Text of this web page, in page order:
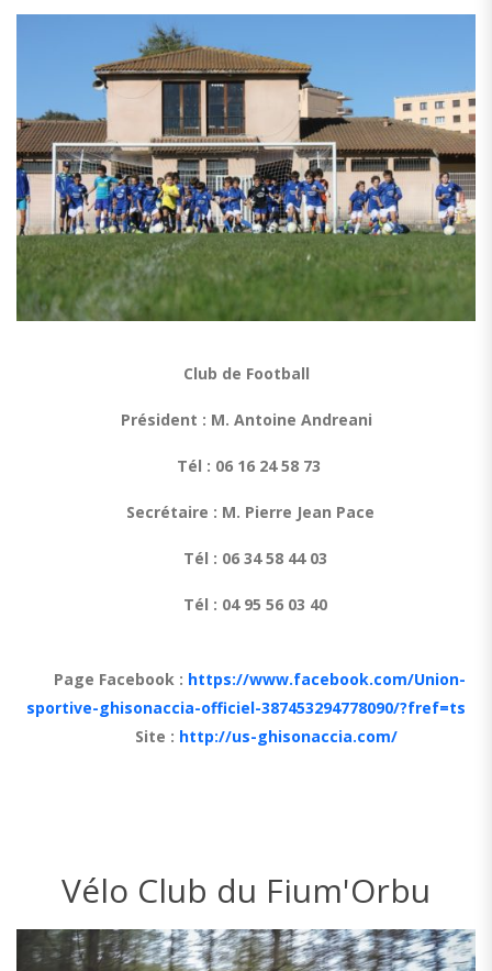
Club de Football
Président : M. Antoine Andreani
Tél : 06 16 24 58 73
Secrétaire : M. Pierre Jean Pace
Tél : 06 34 58 44 03
Tél : 04 95 56 03 40
Page Facebook : https://www.facebook.com/Union-
sportive-ghisonaccia-officiel-387453294778090/?fref=ts
Site : http://us-ghisonaccia.com/
Vélo Club du Fium'Orbu